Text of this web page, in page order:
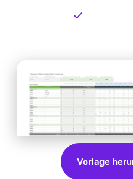
Vorlage